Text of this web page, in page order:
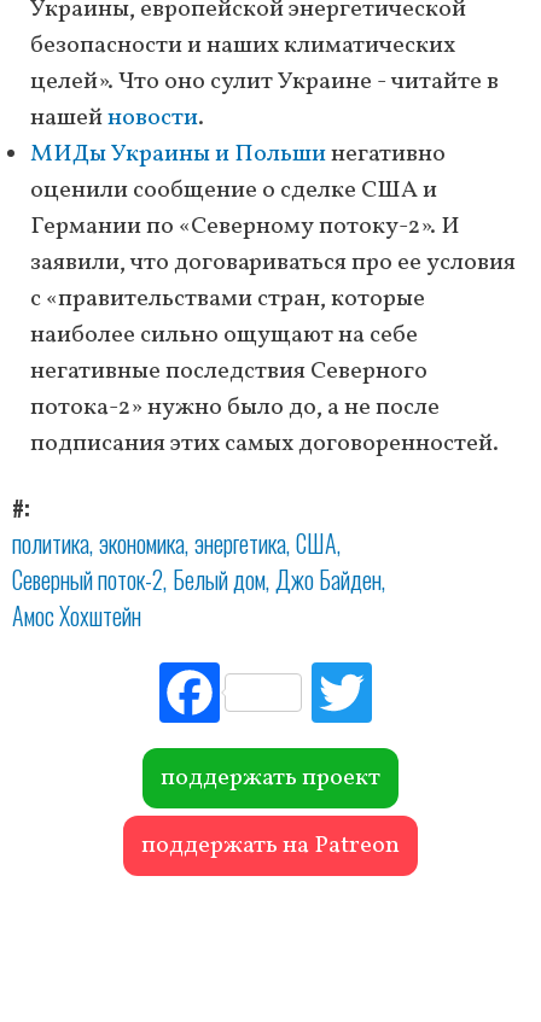
Украины, европейской энергетической
безопасности и наших климатических
целей». Что оно сулит Украине - читайте в
нашейновости.
МИДы Украины и Польшинегативно
оценили сообщение о сделке США и
Германии по «Северному потоку-2». И
заявили, что договариваться про ее условия
с «правительствами стран, которые
наиболее сильно ощущают на себе
негативные последствия Северного
потока-2» нужно было до, а не после
подписания этих самых договоренностей.
#
политика экономика энергетика США
Северный поток-2 Белый дом Джо Байден
Амос Хохштейн
Fac
ebo
ok r
поддержать проект
поддержать на Patreon